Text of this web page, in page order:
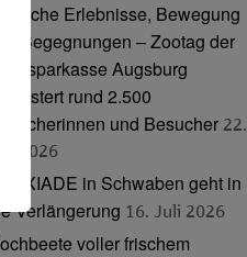
Tierische Erlebnisse, Bewegung
und Begegnungen – Zootag der
Stadtsparkasse Augsburg
begeistert rund 2.500
Besucherinnen und Besucher 22.
2026
KNAXIADE in Schwaben geht in
Verlängerung 16. Juli 2026
voller frischem